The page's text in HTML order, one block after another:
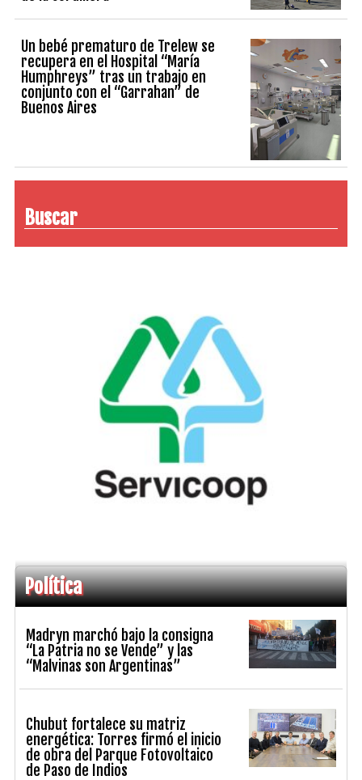
Un bebé prematuro de Trelew se
recupera en el Hospital “María
Humphreys” tras un trabajo en
conjunto con el “Garrahan” de
Buenos Aires
Buscar
Política
Madryn marchó bajo la consigna
“La Patria no se Vende” y las
“Malvinas son Argentinas”
Chubut fortalece su matriz
energética: Torres firmó el inicio
de obra del Parque Fotovoltaico
de Paso de Indios